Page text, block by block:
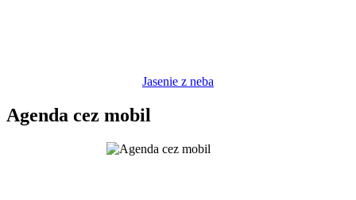
Jasenie z neba
Agenda cez mobil